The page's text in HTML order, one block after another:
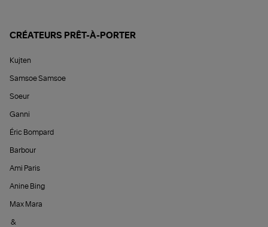
CRÉATEURS PRÊT-À-PORTER
Kujten
Samsoe Samsoe
Soeur
Ganni
Éric Bompard
Barbour
Ami Paris
Anine Bing
Max Mara
&